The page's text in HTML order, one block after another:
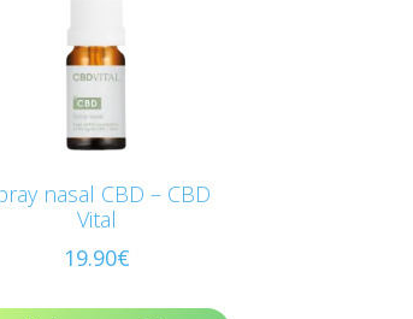
nasal CBD – CBD
Vital
19.90€